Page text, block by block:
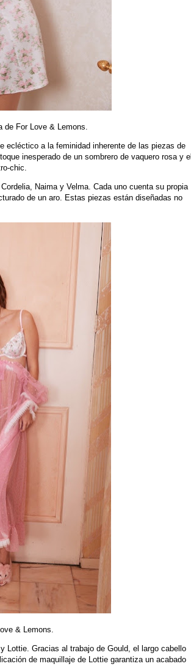
de For Love & Lemons.
ecléctico a la feminidad inherente de las piezas de
inesperado de un sombrero de vaquero rosa y el
chic.
Naima y Velma. Cada uno cuenta su propia
de un aro. Estas piezas están diseñadas no
& Lemons.
Lottie. Gracias al trabajo de Gould, el largo cabello
de maquillaje de Lottie garantiza un acabado